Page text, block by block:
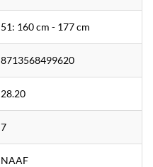
51: 160 cm - 177 cm
8713568499620
28.20
7
NAAF